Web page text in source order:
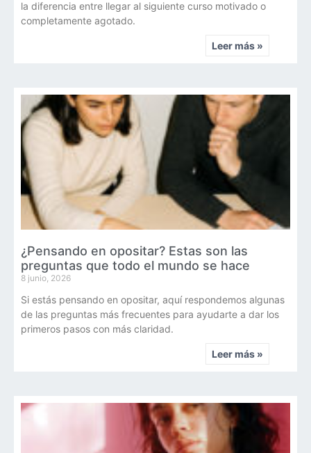
la diferencia entre llegar al siguiente curso motivado o
completamente agotado.
Leer más »
¿Pensando en opositar? Estas son las
preguntas que todo el mundo se hace
8 junio, 2026
Si estás pensando en opositar, aquí respondemos algunas
de las preguntas más frecuentes para ayudarte a dar los
primeros pasos con más claridad.
Leer más »